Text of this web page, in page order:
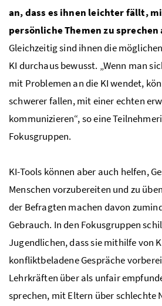
an, dass es ihnen leichter fällt,
persönliche Themen zu
Gleichzeitig sind ihnen die
KI durchaus bewusst. „Wenn man
mit Problemen an die KI wendet,
schwerer fallen, mit einer echten
kommunizieren“, so eine
Fokusgruppen.
KI-Tools können aber auch helfen,
Menschen vorzubereiten und zu
der Befragten machen davon
Gebrauch. In den Fokusgruppen
Jugendlichen, dass sie mithilfe von
konfliktbeladene Gespräche
Lehrkräften über als unfair
sprechen, mit Eltern über schlechte